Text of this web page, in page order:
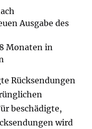
Ausgabe des
Monaten in
Rücksendungen
beschädigte,
wird